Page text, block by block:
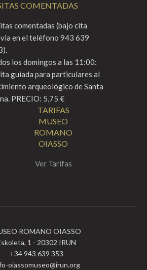
COMENTADAS
comentadas (bajo cita
en el teléfono 943 639
los domingos a las 11:00:
guiada para particulares al
arqueológico de Santa
PRECIO: 5,75 €
TARIFAS
MUSEO
ROMANO
OIASSO
Ver Tarifas
ROMANO OIASSO
1 - 20302 IRUN
+34 943 639 353
oiassomuseo@irun.org